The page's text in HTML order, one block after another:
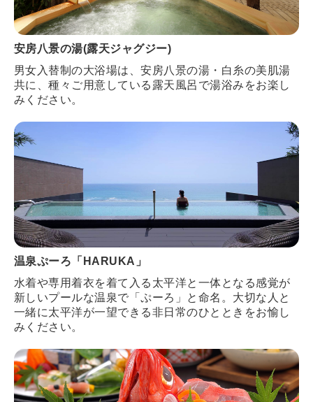
安房八景の湯(露天ジャグジー)
男女入替制の大浴場は、安房八景の湯・白糸の美肌湯
共に、種々ご用意している露天風呂で湯浴みをお楽し
みください。
温泉ぷーろ「HARUKA」
水着や専用着衣を着て入る太平洋と一体となる感覚が
新しいプールな温泉で「ぷーろ」と命名。大切な人と
一緒に太平洋が一望できる非日常のひとときをお愉し
みください。